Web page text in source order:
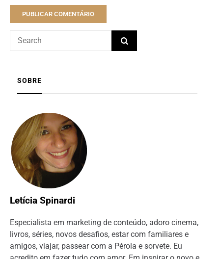
SOBRE
Letícia Spinardi
Especialista em marketing de conteúdo, adoro cinema,
livros, séries, novos desafios, estar com familiares e
amigos, viajar, passear com a Pérola e sorvete. Eu